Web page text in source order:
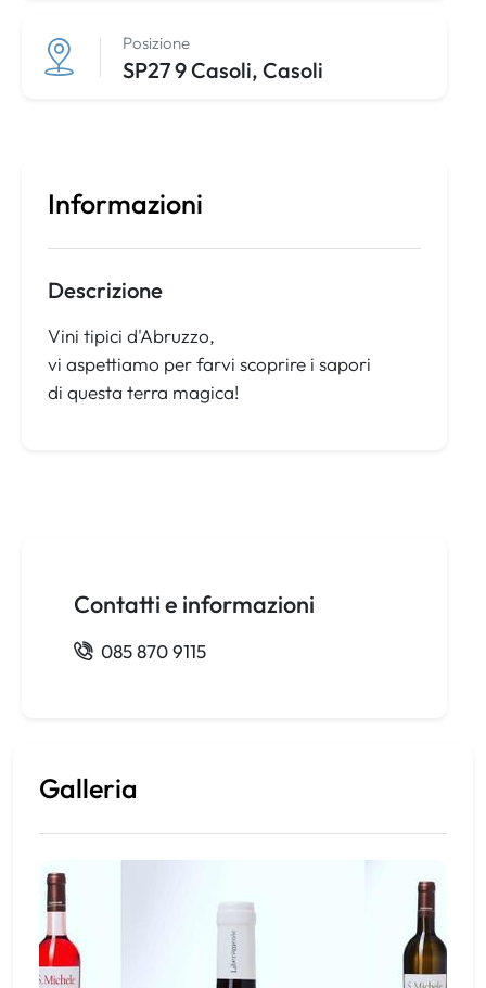
Posizione
SP27 9 Casoli, Casoli
Informazioni
Descrizione
Vini tipici d'Abruzzo,
vi aspettiamo per farvi scoprire i sapori
di questa terra magica!
Contatti e informazioni
085 870 9115
Galleria